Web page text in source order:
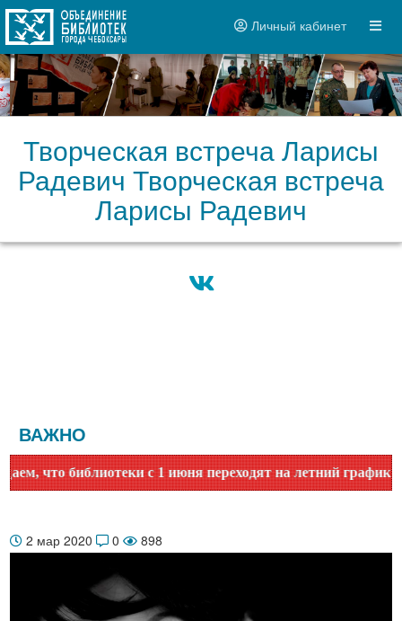
Личный кабинет
Творческая встреча Ларисы
Радевич Творческая встреча
Ларисы Радевич
ВАЖНО
библиотеки с 1 июня переходят на летний график
2 мар 2020 0 898